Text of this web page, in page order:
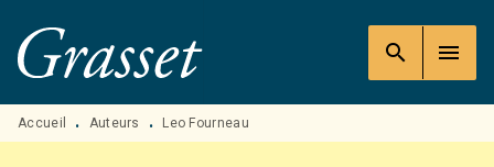
MENU RECHERCHE
PIED DE PAGE
search menu
Accueil • Auteurs • Leo Fourneau